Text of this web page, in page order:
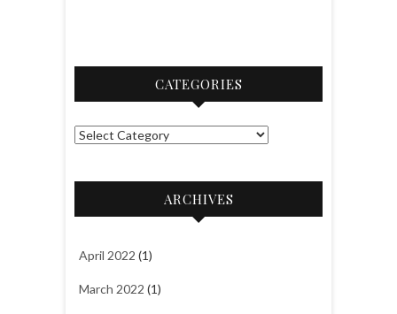
CATEGORIES
C
t
ARCHIVES
April 2022 (1)
March 2022 (1)